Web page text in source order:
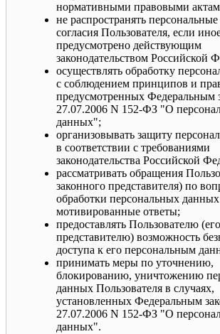
нормативными правовыми
не распространять
согласия Пользователя, если
предусмотрено действующим
законодательством Российской
осуществлять обработку
с соблюдением принципов и
предусмотренных Федеральным
27.07.2006 N 152-ФЗ "О
данных";
организовывать защиту
в соответствии с требованиями
законодательства Российской
рассматривать обращения
законного представителя) по
обработки персональных данных
мотивированные ответы;
предоставлять Пользователю
представителю) возможность
доступа к его персональным
принимать меры по уточнению,
блокированию, уничтожению
данных Пользователя в случаях,
установленных Федеральным
27.07.2006 N 152-ФЗ "О
данных".